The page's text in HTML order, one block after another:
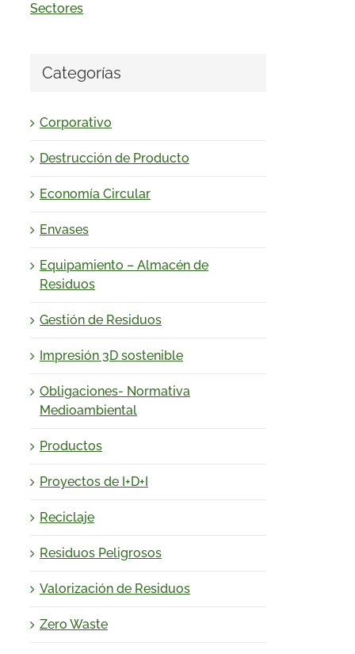
Sectores
Categorías
Corporativo
Destrucción de Producto
Economía Circular
Envases
Equipamiento – Almacén de
Residuos
Gestión de Residuos
Impresión 3D sostenible
Obligaciones- Normativa
Medioambiental
Productos
Proyectos de I+D+I
Reciclaje
Residuos Peligrosos
Valorización de Residuos
Zero Waste